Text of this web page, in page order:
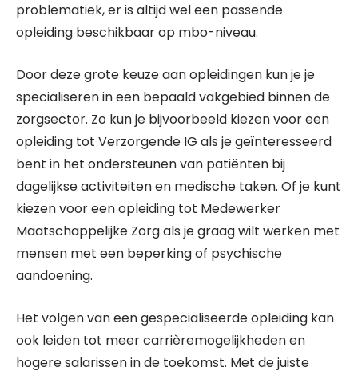
problematiek, er is altijd wel een passende
opleiding beschikbaar op mbo-niveau.
Door deze grote keuze aan opleidingen kun je je
specialiseren in een bepaald vakgebied binnen de
zorgsector. Zo kun je bijvoorbeeld kiezen voor een
opleiding tot Verzorgende IG als je geïnteresseerd
bent in het ondersteunen van patiënten bij
dagelijkse activiteiten en medische taken. Of je kunt
kiezen voor een opleiding tot Medewerker
Maatschappelijke Zorg als je graag wilt werken met
mensen met een beperking of psychische
aandoening.
Het volgen van een gespecialiseerde opleiding kan
ook leiden tot meer carrièremogelijkheden en
hogere salarissen in de toekomst. Met de juiste